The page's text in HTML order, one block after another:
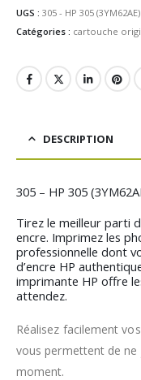
UGS : 305 - HP 305 (3YM62AE)
Catégories : cartouche
DESCRIPTION
305 – HP 305
Tirez le meilleur parti
encre. Imprimez les
professionnelle dont
d’encre HP
imprimante HP offre
attendez.
Réalisez facilement
vous permettent de ne
moment.